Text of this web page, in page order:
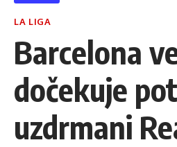
LA LIGA
Barcelona
dočekuje
uzdrmani